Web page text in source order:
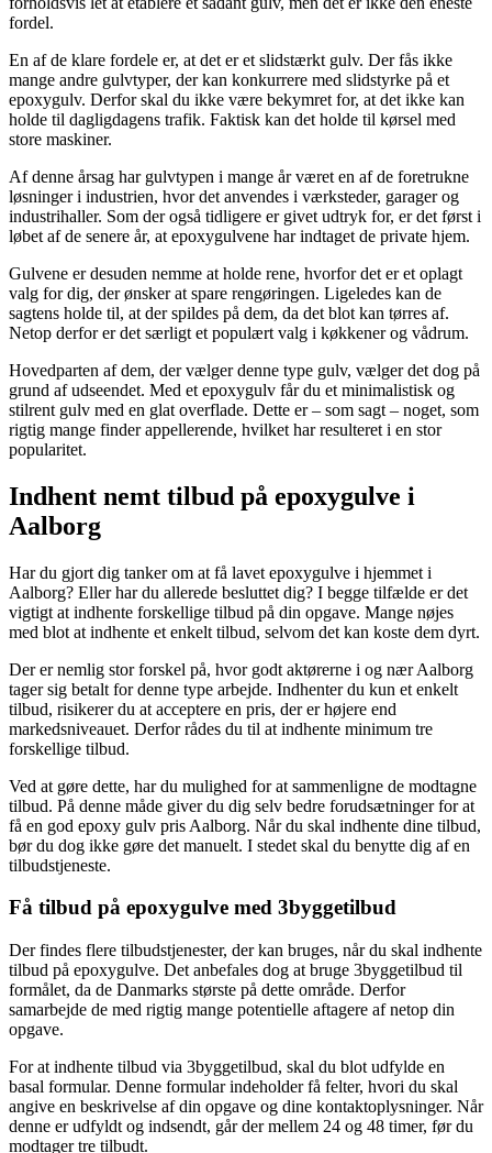
fordel.
En af de klare fordele er, at det er et slidstærkt gulv. Der fås ikke
mange andre gulvtyper, der kan konkurrere med slidstyrke på et
epoxygulv. Derfor skal du ikke være bekymret for, at det ikke kan
holde til dagligdagens trafik. Faktisk kan det holde til kørsel med
store maskiner.
Af denne årsag har gulvtypen i mange år været en af de foretrukne
løsninger i industrien, hvor det anvendes i værksteder, garager og
industrihaller. Som der også tidligere er givet udtryk for, er det først i
løbet af de senere år, at epoxygulvene har indtaget de private hjem.
Gulvene er desuden nemme at holde rene, hvorfor det er et oplagt
valg for dig, der ønsker at spare rengøringen. Ligeledes kan de
sagtens holde til, at der spildes på dem, da det blot kan tørres af.
Netop derfor er det særligt et populært valg i køkkener og vådrum.
Hovedparten af dem, der vælger denne type gulv, vælger det dog på
grund af udseendet. Med et epoxygulv får du et minimalistisk og
stilrent gulv med en glat overflade. Dette er – som sagt – noget, som
rigtig mange finder appellerende, hvilket har resulteret i en stor
popularitet.
Indhent nemt tilbud på epoxygulve i
Aalborg
Har du gjort dig tanker om at få lavet epoxygulve i hjemmet i
Aalborg? Eller har du allerede besluttet dig? I begge tilfælde er det
vigtigt at indhente forskellige tilbud på din opgave. Mange nøjes
med blot at indhente et enkelt tilbud, selvom det kan koste dem dyrt.
Der er nemlig stor forskel på, hvor godt aktørerne i og nær Aalborg
tager sig betalt for denne type arbejde. Indhenter du kun et enkelt
tilbud, risikerer du at acceptere en pris, der er højere end
markedsniveauet. Derfor rådes du til at indhente minimum tre
forskellige tilbud.
Ved at gøre dette, har du mulighed for at sammenligne de modtagne
tilbud. På denne måde giver du dig selv bedre forudsætninger for at
få en god epoxy gulv pris Aalborg. Når du skal indhente dine tilbud,
bør du dog ikke gøre det manuelt. I stedet skal du benytte dig af en
tilbudstjeneste.
Få tilbud på epoxygulve med 3byggetilbud
Der findes flere tilbudstjenester, der kan bruges, når du skal indhente
tilbud på epoxygulve. Det anbefales dog at bruge 3byggetilbud til
formålet, da de Danmarks største på dette område. Derfor
samarbejde de med rigtig mange potentielle aftagere af netop din
opgave.
For at indhente tilbud via 3byggetilbud, skal du blot udfylde en
basal formular. Denne formular indeholder få felter, hvori du skal
angive en beskrivelse af din opgave og dine kontaktoplysninger. Når
denne er udfyldt og indsendt, går der mellem 24 og 48 timer, før du
modtager tre tilbudt.